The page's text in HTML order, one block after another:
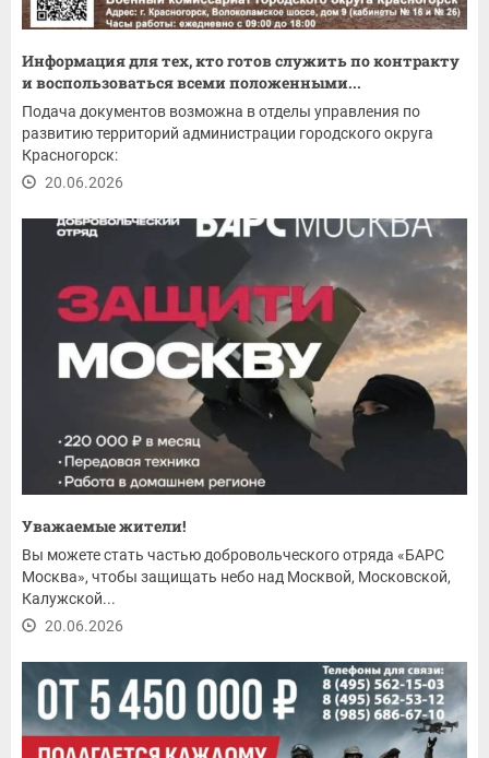
Информация для тех, кто готов служить по контракту
и воспользоваться всеми положенными...
Подача документов возможна в отделы управления по
развитию территорий администрации городского округа
Красногорск:
20.06.2026
Уважаемые жители!
Вы можете стать частью добровольческого отряда «БАРС
Москва», чтобы защищать небо над Москвой, Московской,
Калужской...
20.06.2026